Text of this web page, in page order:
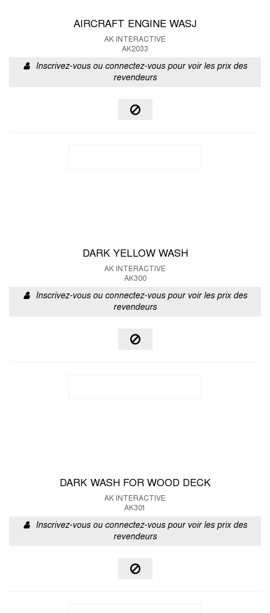
AIRCRAFT ENGINE WASJ
AK INTERACTIVE
AK2033
Inscrivez-vous ou connectez-vous pour voir les prix des
revendeurs
DARK YELLOW WASH
AK INTERACTIVE
AK300
Inscrivez-vous ou connectez-vous pour voir les prix des
revendeurs
DARK WASH FOR WOOD DECK
AK INTERACTIVE
AK301
Inscrivez-vous ou connectez-vous pour voir les prix des
revendeurs